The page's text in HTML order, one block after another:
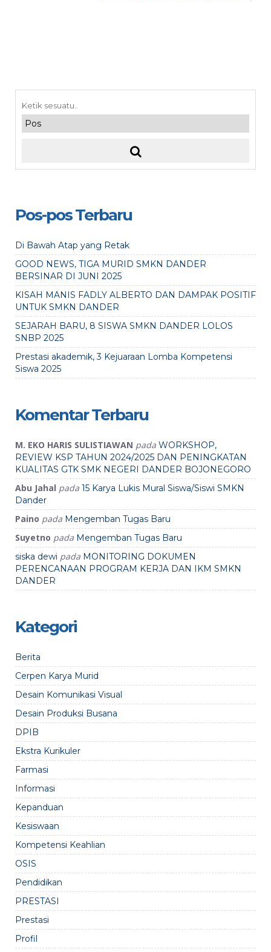
Pos-pos Terbaru
Di Bawah Atap yang Retak
GOOD NEWS, TIGA MURID SMKN DANDER
BERSINAR DI JUNI 2025
KISAH MANIS FADLY ALBERTO DAN DAMPAK POSITIF
UNTUK SMKN DANDER
SEJARAH BARU, 8 SISWA SMKN DANDER LOLOS
SNBP 2025
Prestasi akademik, 3 Kejuaraan Lomba Kompetensi
Siswa 2025
Komentar Terbaru
M. EKO HARIS SULISTIAWAN pada WORKSHOP,
REVIEW KSP TAHUN 2024/2025 DAN PENINGKATAN
KUALITAS GTK SMK NEGERI DANDER BOJONEGORO
Abu Jahal pada 15 Karya Lukis Mural Siswa/Siswi SMKN
Dander
Paino pada Mengemban Tugas Baru
Suyetno pada Mengemban Tugas Baru
siska dewi pada MONITORING DOKUMEN
PERENCANAAN PROGRAM KERJA DAN IKM SMKN
DANDER
Kategori
Berita
Cerpen Karya Murid
Desain Komunikasi Visual
Desain Produksi Busana
DPIB
Ekstra Kurikuler
Farmasi
Informasi
Kepanduan
Kesiswaan
Kompetensi Keahlian
OSIS
Pendidikan
PRESTASI
Prestasi
Profil